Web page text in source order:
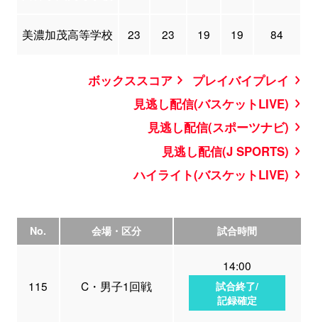
美濃加茂高等学校 23 23 19 19 84
ボックススコア
プレイバイプレイ
見逃し配信(バスケットLIVE)
見逃し配信(スポーツナビ)
見逃し配信(J SPORTS)
ハイライト(バスケットLIVE)
No. 会場・区分 試合時間
115 C・男子1回戦
14:00
試合終了/
記録確定